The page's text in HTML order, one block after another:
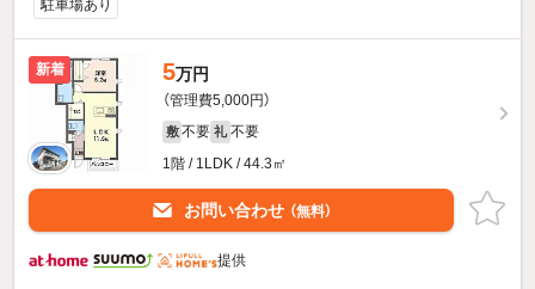
駐車場あり
新着 5万円
（管理費5,000円）
敷 不要 礼 不要
1階 / 1LDK / 44.3㎡
お問い合わせ （無料）
提供